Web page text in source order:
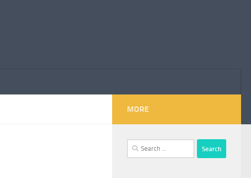
MORE
Search
for: